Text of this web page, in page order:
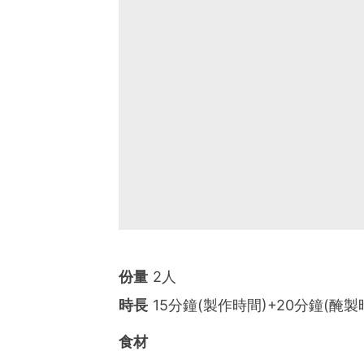
份量2人
時長15分鐘(製作時間)+20分鐘(醃製
食材